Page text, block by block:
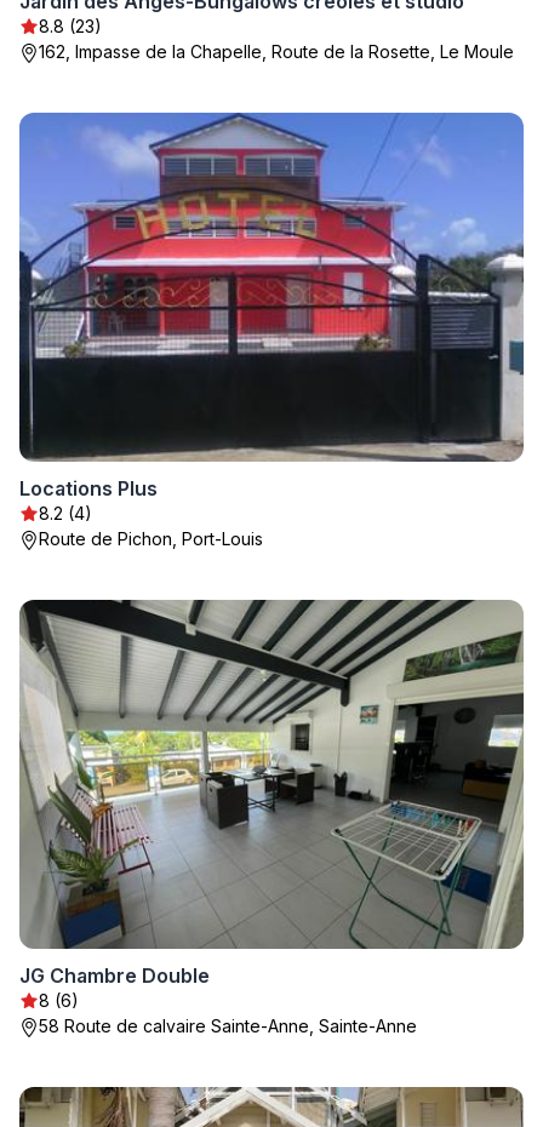
8.8 (23)
162, Impasse de la Chapelle, Route de la Rosette, Le Moule
Locations Plus
8.2 (4)
Route de Pichon, Port-Louis
JG Chambre Double
8 (6)
58 Route de calvaire Sainte-Anne, Sainte-Anne